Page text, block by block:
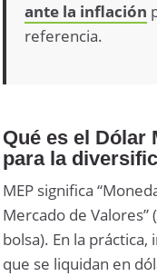
ante la inflación
referencia.
Qué es el Dólar
para la
MEP significa
Mercado de
bolsa). En la
que se liquidan en